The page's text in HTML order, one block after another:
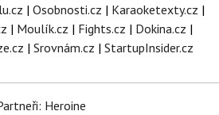
| Osobnosti.cz | Karaoketexty.cz |
| Moulík.cz | Fights.cz | Dokina.cz |
| Srovnám.cz | StartupInsider.cz
Heroine